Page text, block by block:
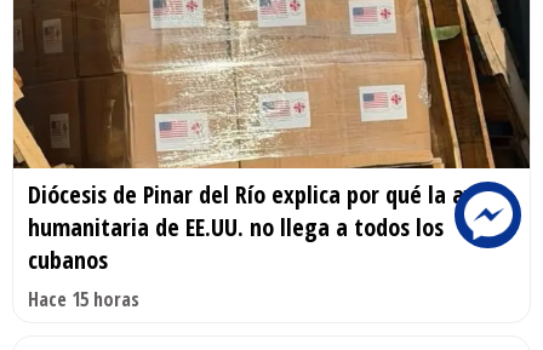
Diócesis de Pinar del Río explica por qué la ayuda
humanitaria de EE.UU. no llega a todos los
cubanos
Hace 15 horas